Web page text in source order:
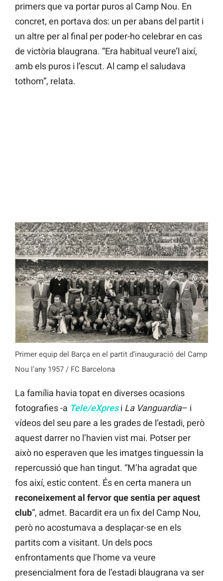
primers que va portar puros al Camp Nou. En
concret, en portava dos: un per abans del partit i
un altre per al final per poder-ho celebrar en cas
de victòria blaugrana. “Era habitual veure’l així,
amb els puros i l’escut. Al camp el saludava
tothom”, relata.
Primer equip del Barça en el partit d’inauguració del Camp
Nou l’any 1957 / FC Barcelona
La família havia topat en diverses ocasions
fotografies -a Tele/eXpresi La Vanguardia– i
vídeos del seu pare a les grades de l’estadi, però
aquest darrer no l’havien vist mai. Potser per
això no esperaven que les imatges tinguessin la
repercussió que han tingut. “M’ha agradat que
fos així, estic content. És en certa manera un
reconeixement al fervor que sentia per aquest
club“, admet. Bacardit era un fix del Camp Nou,
però no acostumava a desplaçar-se en els
partits com a visitant. Un dels pocs
enfrontaments que l’home va veure
presencialment fora de l’estadi blaugrana va ser